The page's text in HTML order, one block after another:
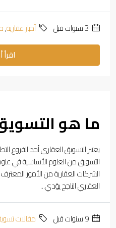
أخبار عقارية,
اقرأ
ما هو
يعتبر التسويق العقاري أحد الفروع
التسويق من العلوم الأساسية في
الشركات العقارية من الأمور
العقاري الناجح يؤدي...
مقالات